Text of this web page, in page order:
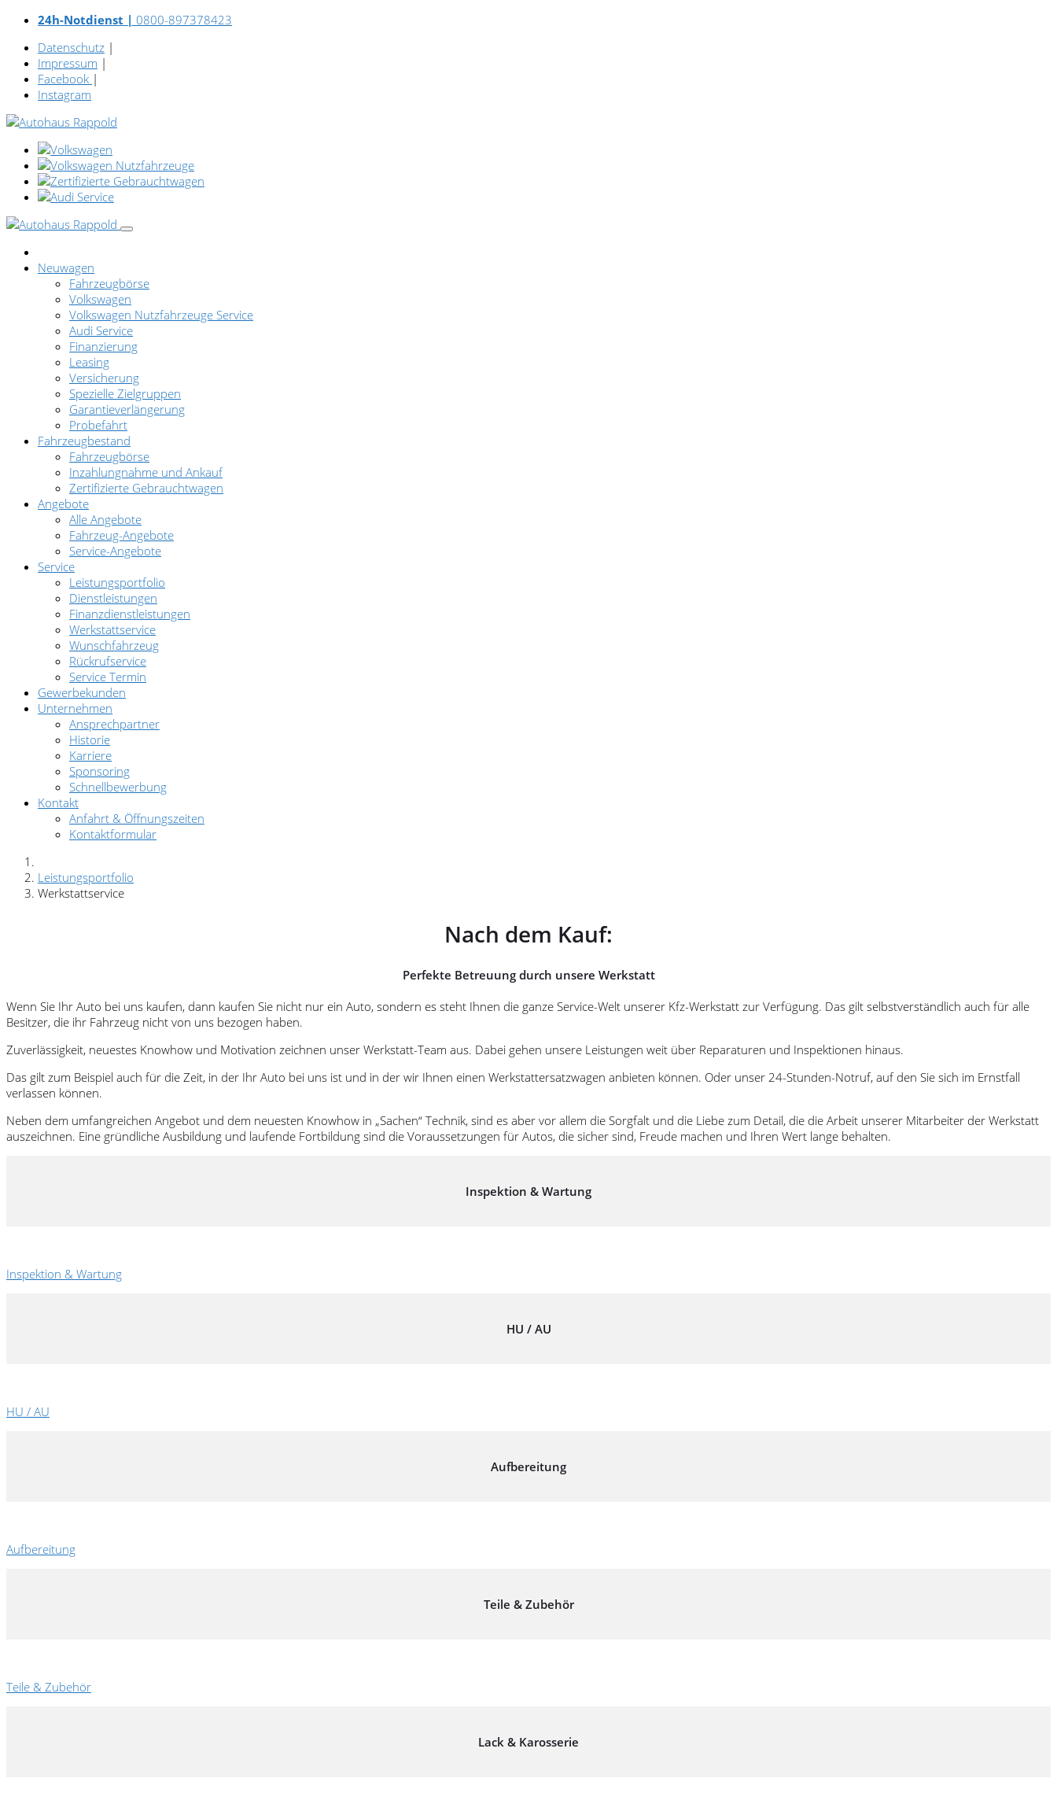
24h-Notdienst | 0800-897378423
Datenschutz |
Impressum |
Facebook |
Instagram
Neuwagen
Fahrzeugbörse
Volkswagen
Volkswagen Nutzfahrzeuge Service
Audi Service
Finanzierung
Leasing
Versicherung
Spezielle Zielgruppen
Garantieverlängerung
Probefahrt
Fahrzeugbestand
Fahrzeugbörse
Inzahlungnahme und Ankauf
Zertifizierte Gebrauchtwagen
Angebote
Alle Angebote
Fahrzeug-Angebote
Service-Angebote
Service
Leistungsportfolio
Dienstleistungen
Finanzdienstleistungen
Werkstattservice
Wunschfahrzeug
Rückrufservice
Service Termin
Gewerbekunden
Unternehmen
Ansprechpartner
Historie
Karriere
Sponsoring
Schnellbewerbung
Kontakt
Anfahrt & Öffnungszeiten
Kontaktformular
Leistungsportfolio
Werkstattservice
Nach dem Kauf:
Perfekte Betreuung durch unsere Werkstatt
Wenn Sie Ihr Auto bei uns kaufen, dann kaufen Sie nicht nur ein Auto, sondern es steht Ihnen die ganze Service-Welt unserer Kfz-Werkstatt zur Verfügung. Das gilt selbstverständlich auch für alle
Besitzer, die ihr Fahrzeug nicht von uns bezogen haben.
Zuverlässigkeit, neuestes Knowhow und Motivation zeichnen unser Werkstatt-Team aus. Dabei gehen unsere Leistungen weit über Reparaturen und Inspektionen hinaus.
Das gilt zum Beispiel auch für die Zeit, in der Ihr Auto bei uns ist und in der wir Ihnen einen Werkstattersatzwagen anbieten können. Oder unser 24-Stunden-Notruf, auf den Sie sich im Ernstfall
verlassen können.
Neben dem umfangreichen Angebot und dem neuesten Knowhow in „Sachen“ Technik, sind es aber vor allem die Sorgfalt und die Liebe zum Detail, die die Arbeit unserer Mitarbeiter der Werkstatt
auszeichnen. Eine gründliche Ausbildung und laufende Fortbildung sind die Voraussetzungen für Autos, die sicher sind, Freude machen und Ihren Wert lange behalten.
Inspektion & Wartung
Inspektion & Wartung
HU / AU
HU / AU
Aufbereitung
Aufbereitung
Teile & Zubehör
Teile & Zubehör
Lack & Karosserie